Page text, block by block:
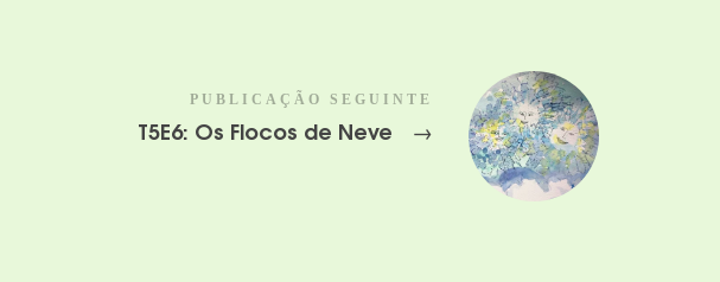
PUBLICAÇÃO SEGUINTE
T5E6: Os Flocos de Neve →